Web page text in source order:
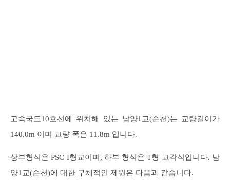
고속국도10호선에 위치해 있는 남양1교(순천)는 교량길이가
140.0m 이며 교량 폭은 11.8m 입니다.
상부형식은 PSC I형교이며, 하부 형식은 T형 교각식입니다. 남
양1교(순천)에 대한 구체적인 제원은 다음과 같습니다.